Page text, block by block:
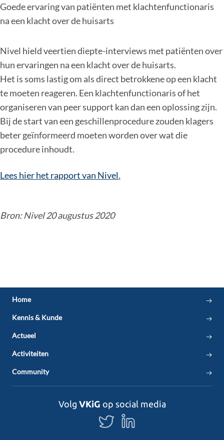
Goede ervaring van patiënten met klachtenfunctionaris
na een klacht over de huisarts
Nivel hield veertien diepte-interviews met patiënten over
hun ervaringen na een klacht over de huisarts.
Het is soms lastig om als direct betrokkene op een klacht
te moeten reageren. Een klachtenfunctionaris of het
organiseren van peer support kan dan een oplossing zijn.
Bij de start van een geschillenprocedure zouden klagers
beter geïnformeerd moeten worden over wat die
procedure inhoudt.
Lees hier het rapport van Nivel.
Bron: Nivel 20 augustus 2020
Home
Kennis & Kunde
Actueel
Activiteiten
Community
Volg VKiG op social media
Volg
ons